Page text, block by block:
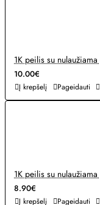
1K peilis su
10.00€
Į krepšelį Pageidauti
1K peilis su
8.90€
Į krepšelį Pageidauti